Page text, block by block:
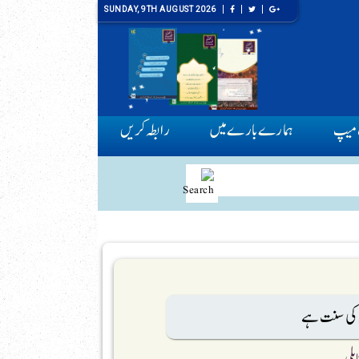
SUNDAY, 9TH AUGUST 2026
ہمارے بارے میں رابطہ کریں
کی سنت ہے